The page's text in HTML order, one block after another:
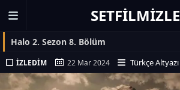
SETFILMIZLE
Halo 2. Sezon 8. Bölüm
İZLEDIM 22 Mar 2024 Türkçe Altyazı